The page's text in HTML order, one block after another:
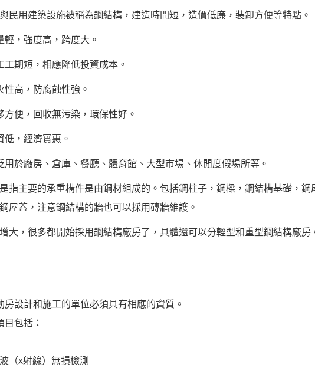
民用建築設施被稱為鋼結構，建造時間短，造價低廉，裝卸方便等特點。
輕，強度高，跨度大。
工期短，相應降低投資成本。
高，防腐蝕性強。
方便，回收無污染，環保性好。
低，經濟實惠。
用於廠房、倉庫、餐廳、體育館、大型市場、休閒度假場所等。
指主要的承重構件是由鋼材組成的。包括鋼柱子，鋼樑，鋼結構基礎，
屋蓋，注意鋼結構的牆也可以採用磚牆維護。
大，很多都開始採用鋼結構廠房了，具體還可以分輕型和重型鋼結構廠房
房設計和施工的單位必須具有相應的資質。
包括：
（x射線）無損檢測